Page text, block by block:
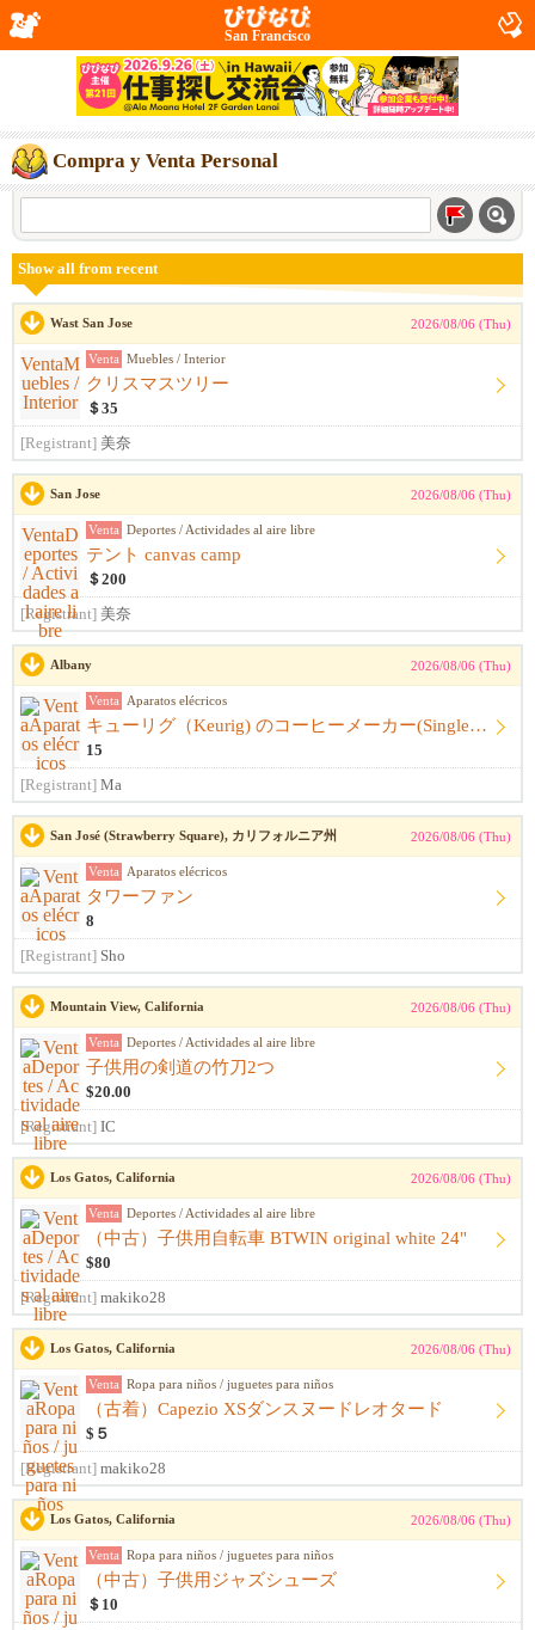
San Francisco
Compra y Venta Personal
Show all from recent
Wast San Jose 2026/08/06 (Thu)
Venta Muebles / Interior
クリスマスツリー
＄35
[Registrant] 美奈
San Jose 2026/08/06 (Thu)
Venta Deportes / Actividades al aire libre
テント canvas camp
＄200
[Registrant] 美奈
Albany 2026/08/06 (Thu)
Venta Aparatos elécricos
キューリグ（Keurig) のコーヒーメーカー(Single Serve Coffee) Maker
15
[Registrant] Ma
San José (Strawberry Square), カリフォルニア州 2026/08/06 (Thu)
Venta Aparatos elécricos
タワーファン
8
[Registrant] Sho
Mountain View, California 2026/08/06 (Thu)
Venta Deportes / Actividades al aire libre
子供用の剣道の竹刀2つ
$20.00
[Registrant] IC
Los Gatos, California 2026/08/06 (Thu)
Venta Deportes / Actividades al aire libre
（中古）子供用自転車 BTWIN original white 24"
$80
[Registrant] makiko28
Los Gatos, California 2026/08/06 (Thu)
Venta Ropa para niños / juguetes para niños
（古着）Capezio XSダンスヌードレオタード
$５
[Registrant] makiko28
Los Gatos, California 2026/08/06 (Thu)
Venta Ropa para niños / juguetes para niños
（中古）子供用ジャズシューズ
＄10